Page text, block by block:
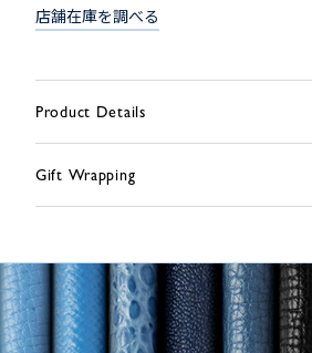
店舗在庫を調べる
Product Details
Gift Wrapping